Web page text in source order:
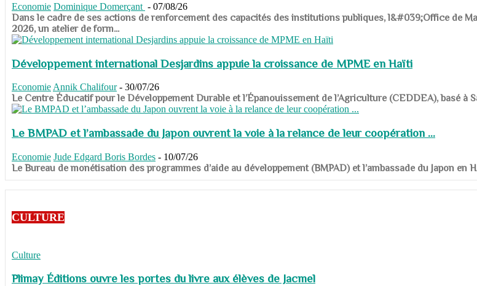
Economie Dominique Domerçant - 07/08/26
Dans le cadre de ses actions de renforcement des capacités des institutions publiques, l&#039;Office de
2026, un atelier de form...
Développement international Desjardins appuie la croissance de MPME en Haïti
Economie Annik Chalifour - 30/07/26
​​​​​​​Le Centre Éducatif pour le Développement Durable et l’Épanouissement de l’Agriculture (CEDDEA), basé à
Le BMPAD et l’ambassade du Japon ouvrent la voie à la relance de leur coopération ...
Economie Jude Edgard Boris Bordes - 10/07/26
​​​​​​​Le Bureau de monétisation des programmes d’aide au développement (BMPAD) et l’ambassade du Japon
CULTURE
Culture
Plimay Éditions ouvre les portes du livre aux élèves de Jacmel